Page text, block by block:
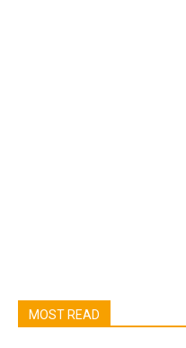
MOST READ